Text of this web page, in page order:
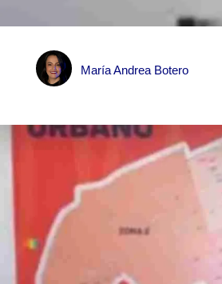
María Andrea Botero